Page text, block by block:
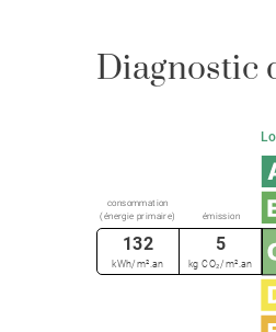
Diagnostic
consommation
(énergie primaire)
émission
132
kWh/m².an
5
kg CO₂/m².an